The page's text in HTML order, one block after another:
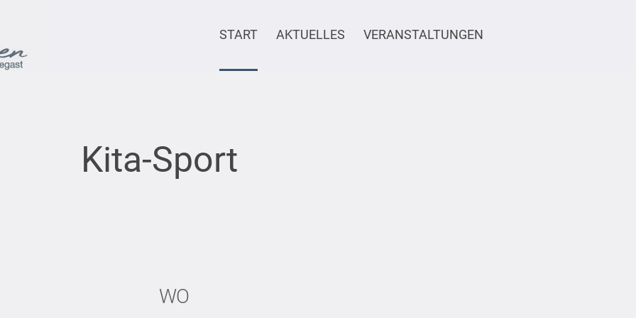
START AKTUELLES VERANSTALTUNGEN
Kita-Sport
WO